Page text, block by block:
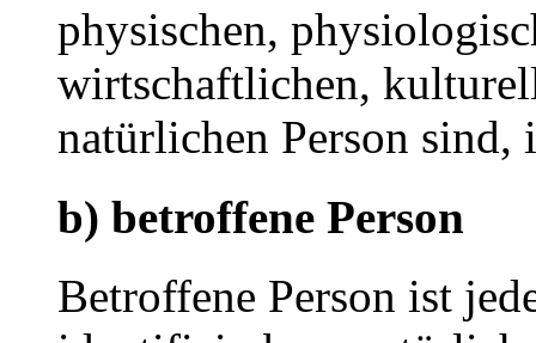
physischen,
wirtschaftlichen,
natürlichen Person
b) betroffene Person
Betroffene Person ist